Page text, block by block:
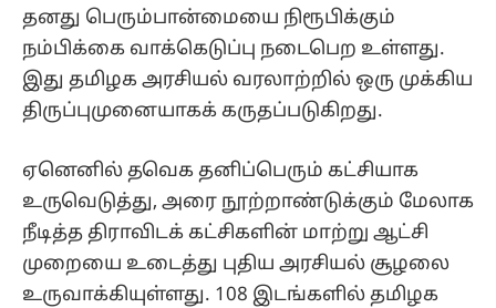
தனது பெரும்பான்மையை நிரூபிக்கும்
நம்பிக்கை வாக்கெடுப்பு நடைபெற உள்ளது.
இது தமிழக அரசியல் வரலாற்றில் ஒரு முக்கிய
திருப்புமுனையாகக் கருதப்படுகிறது.
ஏனெனில் தவெக தனிப்பெரும் கட்சியாக
உருவெடுத்து, அரை நூற்றாண்டுக்கும் மேலாக
நீடித்த திராவிடக் கட்சிகளின் மாற்று ஆட்சி
முறையை உடைத்து புதிய அரசியல் சூழலை
உருவாக்கியுள்ளது. 108 இடங்களில் தமிழக